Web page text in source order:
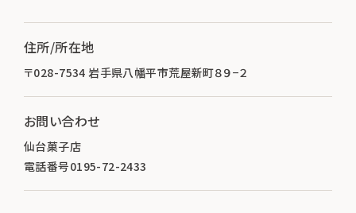
住所/所在地
〒028-7534 岩手県八幡平市荒屋新町８９−２
お問い合わせ
仙台菓子店
電話番号0195-72-2433